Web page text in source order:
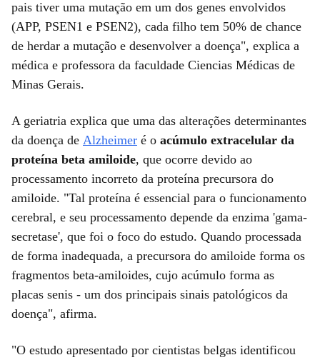
pais tiver uma mutação em um dos genes envolvidos
(APP, PSEN1 e PSEN2), cada filho tem 50% de chance
de herdar a mutação e desenvolver a doença", explica a
médica e professora da faculdade Ciencias Médicas de
Minas Gerais.
A geriatria explica que uma das alterações determinantes
da doença de Alzheimer é o acúmulo extracelular da
proteína beta amiloide, que ocorre devido ao
processamento incorreto da proteína precursora do
amiloide. "Tal proteína é essencial para o funcionamento
cerebral, e seu processamento depende da enzima 'gama-
secretase', que foi o foco do estudo. Quando processada
de forma inadequada, a precursora do amiloide forma os
fragmentos beta-amiloides, cujo acúmulo forma as
placas senis - um dos principais sinais patológicos da
doença", afirma.
"O estudo apresentado por cientistas belgas identificou